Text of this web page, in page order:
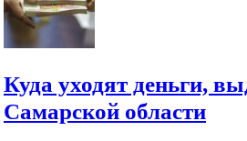
Куда уходят деньги,
Самарской области